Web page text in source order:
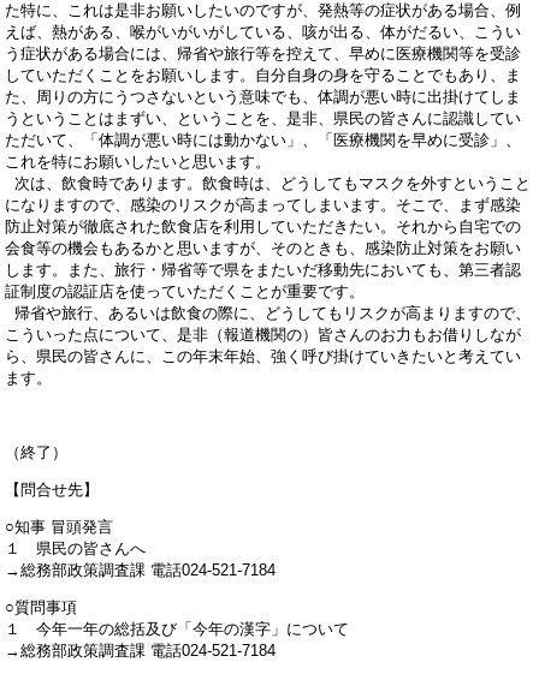
た特に、これは是非お願いしたいのですが、発熱等の症状がある場合、例
えば、熱がある、喉がいがいがしている、咳が出る、体がだるい、こうい
う症状がある場合には、帰省や旅行等を控えて、早めに医療機関等を受診
していただくことをお願いします。自分自身の身を守ることでもあり、ま
た、周りの方にうつさないという意味でも、体調が悪い時に出掛けてしま
うということはまずい、ということを、是非、県民の皆さんに認識してい
ただいて、「体調が悪い時には動かない」、「医療機関を早めに受診」、
これを特にお願いしたいと思います。
次は、飲食時であります。飲食時は、どうしてもマスクを外すということ
になりますので、感染のリスクが高まってしまいます。そこで、まず感染
防止対策が徹底された飲食店を利用していただきたい。それから自宅での
会食等の機会もあるかと思いますが、そのときも、感染防止対策をお願い
します。また、旅行・帰省等で県をまたいだ移動先においても、第三者認
証制度の認証店を使っていただくことが重要です。
帰省や旅行、あるいは飲食の際に、どうしてもリスクが高まりますので、
こういった点について、是非（報道機関の）皆さんのお力もお借りしなが
ら、県民の皆さんに、この年末年始、強く呼び掛けていきたいと考えてい
ます。
（終了）
【問合せ先】
○知事 冒頭発言
１ 県民の皆さんへ
→総務部政策調査課 電話024-521-7184
○質問事項
１ 今年一年の総括及び「今年の漢字」について
→総務部政策調査課 電話024-521-7184